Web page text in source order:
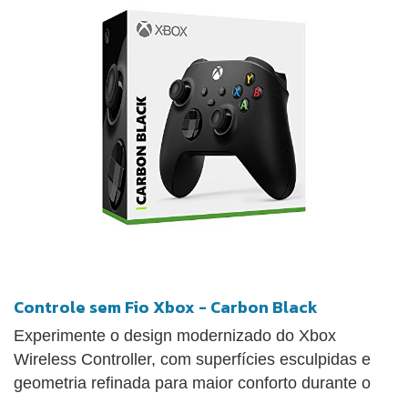
Controle sem Fio Xbox - Carbon Black
Experimente o design modernizado do Xbox
Wireless Controller, com superfícies esculpidas e
geometria refinada para maior conforto durante o